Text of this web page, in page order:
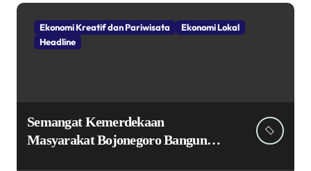
Ekonomi Kreatif dan Pariwisata
Ekonomi Lokal
Headline
Semangat Kemerdekaan
Masyarakat Bojonegoro Bangun